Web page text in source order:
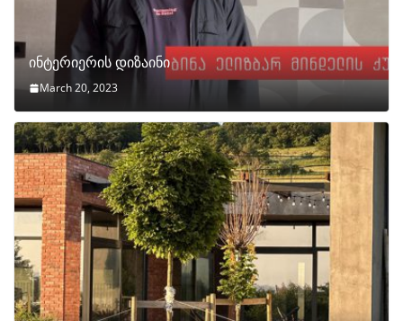
ინტერიერის დიზაინი
March 20, 2023